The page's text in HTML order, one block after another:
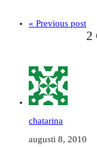
« Previous post
2
chatarina
augusti 8, 2010